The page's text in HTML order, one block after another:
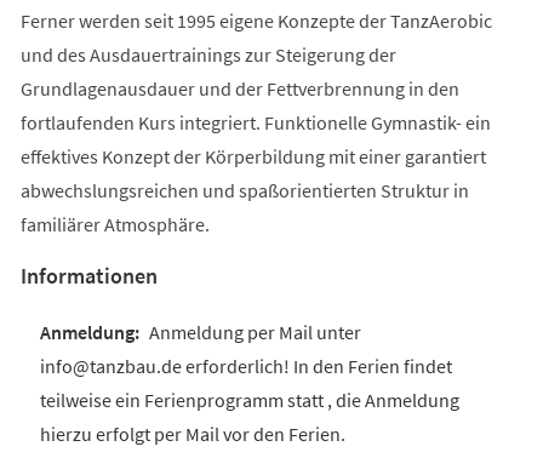
Ferner werden seit 1995 eigene Konzepte der TanzAerobic
und des Ausdauertrainings zur Steigerung der
Grundlagenausdauer und der Fettverbrennung in den
fortlaufenden Kurs integriert. Funktionelle Gymnastik- ein
effektives Konzept der Körperbildung mit einer garantiert
abwechslungsreichen und spaßorientierten Struktur in
familiärer Atmosphäre.
Informationen
Anmeldung per Mail unter
info@tanzbau.de erforderlich! In den Ferien findet
teilweise ein Ferienprogramm statt , die Anmeldung
hierzu erfolgt per Mail vor den Ferien.